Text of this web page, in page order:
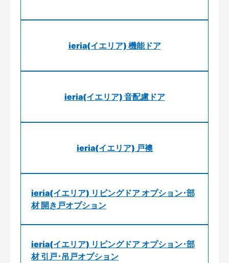
ieria(イエリア) 機能ドア
ieria(イエリア) 音配慮ドア
ieria(イエリア) 戸襖
ieria(イエリア) リビングドア オプション･部
材 開き戸オプション
ieria(イエリア) リビングドア オプション･部
材 引戸･吊戸オプション